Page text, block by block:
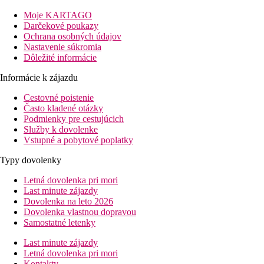
Vybavenie
Rodinný hotel ponúka ubytovanie v jednoduchej budove
obklopenej zeleňou. Pre klientov je k dispozícii
vstupná hala s recepciou
zmenáreň
lobby bar
bazén
lehátka a slnečníky pri bazéne (zadarmo)
parkovisko
recepcia 24/7
konferenčná miestnosť
detská postieľka za príplatok na mieste
Izby
Dvojlôžková izba: kúpeľňa so sprchou, WiFi, Fén, trezor (za
poplatok), balkón alebo terasa, minichladnička, satelitná TV
(2+1 dieťa)
2+2 deti)
Apartmán 2 spálne:viď dvojlôžková izba, navyše 2 spálne,
Moje KARTAGO
Darčekové poukazy
Ochrana osobných údajov
Nastavenie súkromia
Dôležité informácie
Informácie k zájazdu
Cestovné poistenie
Často kladené otázky
Podmienky pre cestujúcich
Služby k dovolenke
Vstupné a pobytové poplatky
Typy dovolenky
Letná dovolenka pri mori
Last minute zájazdy
Dovolenka na leto 2026
Dovolenka vlastnou dopravou
Samostatné letenky
Last minute zájazdy
Letná dovolenka pri mori